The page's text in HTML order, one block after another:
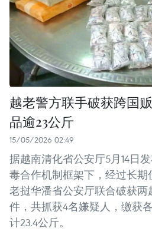
越老警方联手破获跨国
品逾23公斤
15/05/2026 02:49
据越南清化省公安厅5月14日
毒合作机制框架下，经过长
老挝华潘省公安厅联合破获
件，共抓获4名嫌疑人，缴获
计23.4公斤。